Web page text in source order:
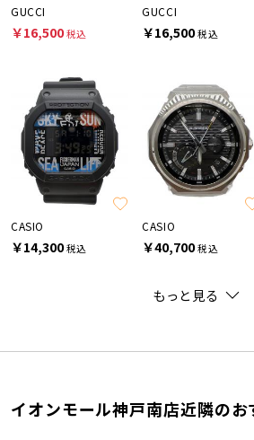
GUCCI
￥16,500税込
GUCCI
￥16,500税込
CASIO
￥14,300税込
CASIO
￥40,700税込
もっと見る
イオンモール神戸南店近隣のお